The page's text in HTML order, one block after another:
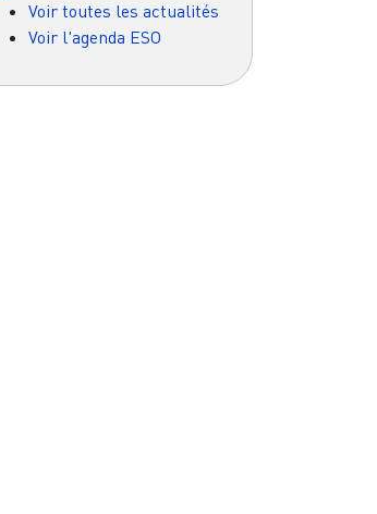
Voir toutes les actualités
Voir l'agenda ESO